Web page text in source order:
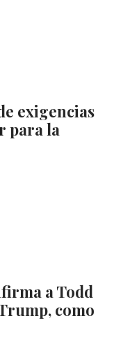
exigencias
para la
a Todd
como